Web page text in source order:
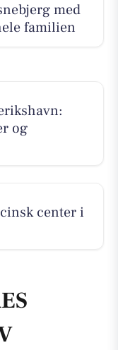
med
familien
og
center i